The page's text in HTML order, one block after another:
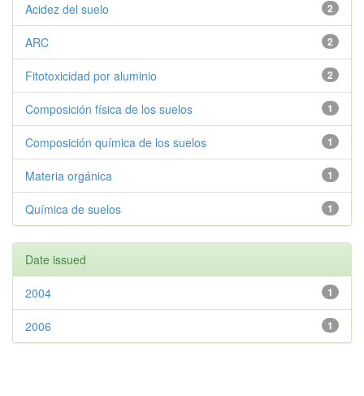
2
Acidez del suelo
2
ARC
2
Fitotoxicidad por aluminio
1
Composición física de los suelos
1
Composición química de los suelos
1
Materia orgánica
1
Química de suelos
Date issued
1
2004
1
2006